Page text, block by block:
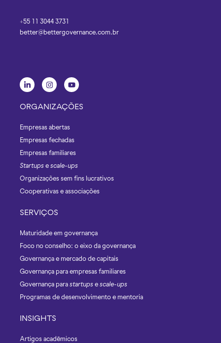
+55 11 3044 3731
better@bettergovernance.com.br
ORGANIZAÇÕES
Empresas abertas
Empresas fechadas
Empresas familiares
Startups e scale-ups
Organizações sem fins lucrativos
Cooperativas e associações
SERVIÇOS
Maturidade em governança
Foco no conselho: o eixo da governança
Governança e mercado de capitais
Governança para empresas familiares
Governança para startups e scale-ups
Programas de desenvolvimento e mentoria
INSIGHTS
Artigos acadêmicos